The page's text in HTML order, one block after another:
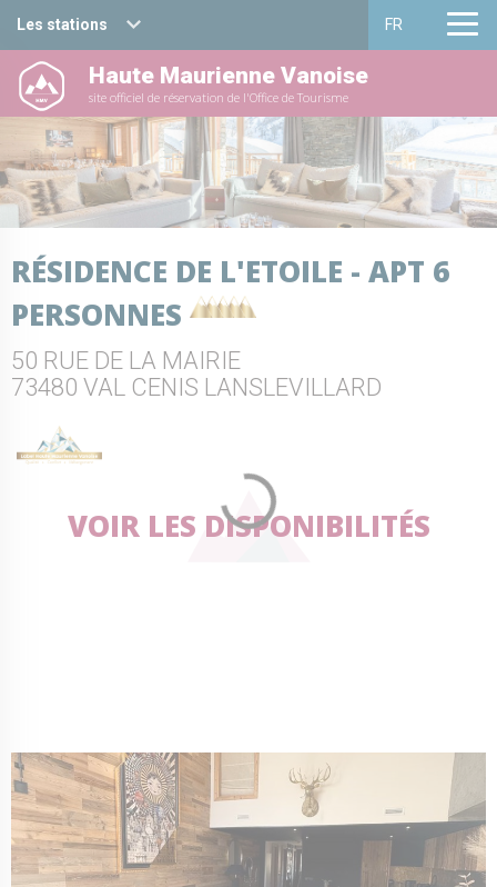
Les stations
Haute Maurienne Vanoise
Valfréjus
La Norma
Aussois
Val Cenis
Bessans
Bonneval sur arc
FR
Français
English
Haute Maurienne Vanoise
site officiel de réservation de l'Office de Tourisme
RÉSIDENCE DE L'ETOILE - APT 6
PERSONNES
50 RUE DE LA MAIRIE
73480 VAL CENIS LANSLEVILLARD
VOIR LES DISPONIBILITÉS